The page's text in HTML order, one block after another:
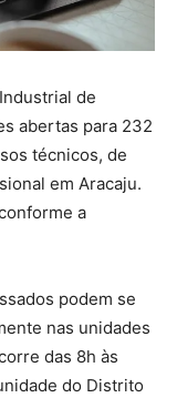
de
abertas para 232
técnicos, de
em Aracaju.
a
podem se
nas unidades
das 8h às
do Distrito